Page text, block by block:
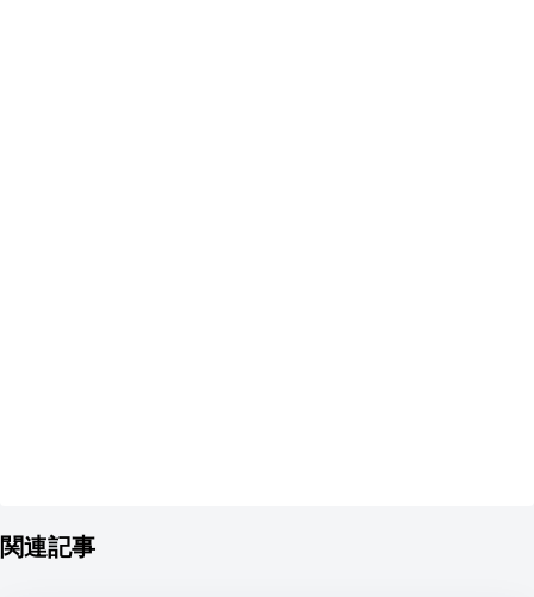
関連記事